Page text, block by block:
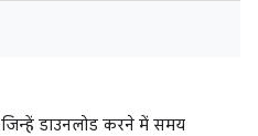
डाउनलोड करने में समय